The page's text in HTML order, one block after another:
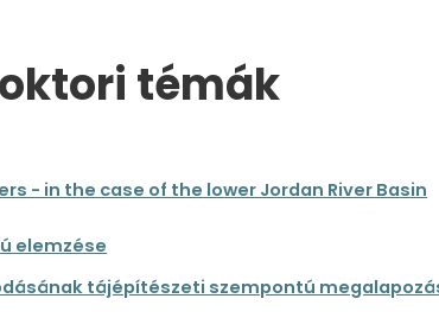
témák
- in the case of the lower Jordan River Basin
elemzése
tájépítészeti szempontú